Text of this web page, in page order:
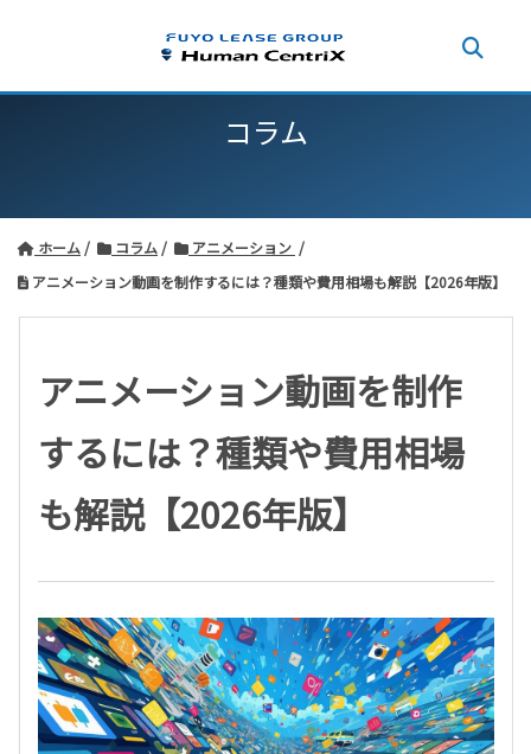
コラム
ホーム コラム
アニメーション
アニメーション動画を制作するには？種類や費用相場も解説【2026年版】
アニメーション動画を制作
するには？種類や費用相場
も解説【2026年版】